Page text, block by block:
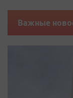
Важные